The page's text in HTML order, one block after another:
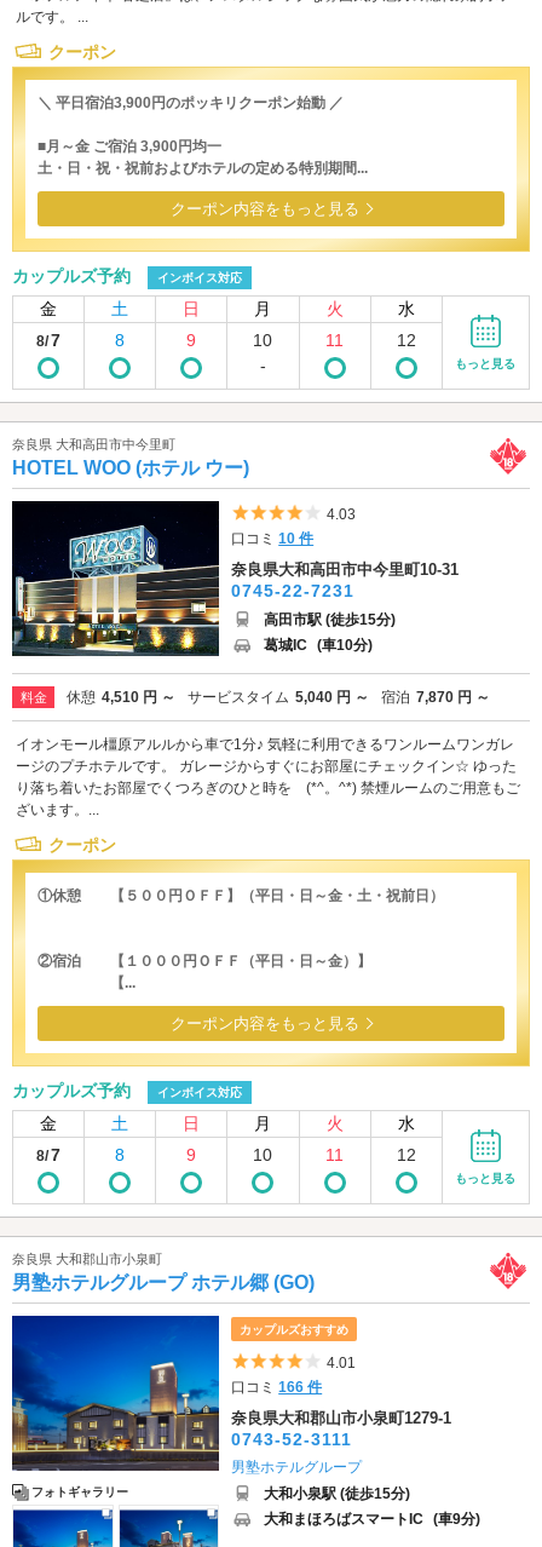
ルです。 ...
クーポン
＼ 平日宿泊3,900円のポッキリクーポン始動 ／
■月～金 ご宿泊 3,900円均一
土・日・祝・祝前およびホテルの定める特別期間...
クーポン内容をもっと見る
カップルズ予約 インボイス対応
金 土 日 月 火 水
8/7 8 9
10
-
11 12
もっと見る
奈良県 大和高田市中今里町
HOTEL WOO (ホテル ウー)
5つ星のうち4
4.03
口コミ10 件
奈良県大和高田市中今里町10-31
0745-22-7231
高田市駅 (徒歩15分)
葛城IC (車10分)
料金 休憩 4,510 円 ～ サービスタイム 5,040 円 ～ 宿泊 7,870 円 ～
イオンモール橿原アルルから車で1分♪ 気軽に利用できるワンルームワンガレ
ージのプチホテルです。 ガレージからすぐにお部屋にチェックイン☆ ゆった
り落ち着いたお部屋でくつろぎのひと時を (*^。^*) 禁煙ルームのご用意もご
ざいます。...
クーポン
①休憩 【５００円ＯＦＦ】（平日・日～金・土・祝前日）
②宿泊 【１０００円ＯＦＦ（平日・日～金）】
【...
クーポン内容をもっと見る
カップルズ予約 インボイス対応
金 土 日 月 火 水
8/7 8 9 10 11 12
もっと見る
奈良県 大和郡山市小泉町
男塾ホテルグループ ホテル郷 (GO)
フォトギャラリー
カップルズおすすめ
5つ星のうち4
4.01
口コミ166 件
奈良県大和郡山市小泉町1279-1
0743-52-3111
男塾ホテルグループ
大和小泉駅 (徒歩15分)
大和まほろばスマートIC (車9分)